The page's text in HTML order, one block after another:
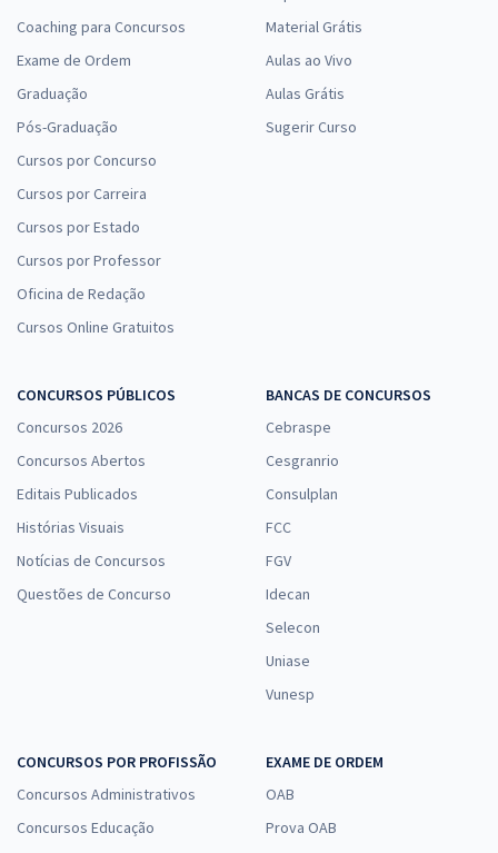
Coaching para Concursos
Exame de Ordem
Graduação
Pós-Graduação
Cursos por Concurso
Cursos por Carreira
Cursos por Estado
Cursos por Professor
Oficina de Redação
Cursos Online Gratuitos
Material Grátis
Aulas ao Vivo
Aulas Grátis
Sugerir Curso
CONCURSOS PÚBLICOS
Concursos 2026
Concursos Abertos
Editais Publicados
Histórias Visuais
Notícias de Concursos
Questões de Concurso
BANCAS DE CONCURSOS
Cebraspe
Cesgranrio
Consulplan
FCC
FGV
Idecan
Selecon
Uniase
Vunesp
CONCURSOS POR PROFISSÃO
Concursos Administrativos
Concursos Educação
EXAME DE ORDEM
OAB
Prova OAB